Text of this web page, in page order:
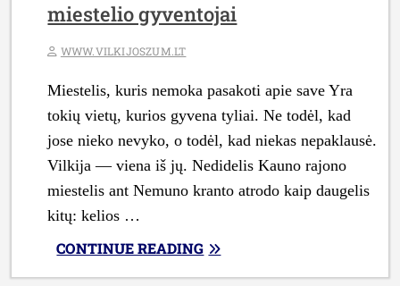
miestelio gyventojai
WWW.VILKIJOSZUM.LT
Miestelis, kuris nemoka pasakoti apie save Yra
tokių vietų, kurios gyvena tyliai. Ne todėl, kad
jose nieko nevyko, o todėl, kad niekas nepaklausė.
Vilkija — viena iš jų. Nedidelis Kauno rajono
miestelis ant Nemuno kranto atrodo kaip daugelis
kitų: kelios …
CONTINUE READING„VILKIJOS